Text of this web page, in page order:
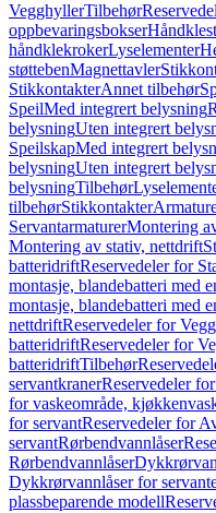
VegghyllerTilbehør
oppbevaringsbokser
håndklekrokerLyselementer
støttebenMagnettavler
StikkontakterAnnet tilbehør
SpeilMed integrert belysning
belysningUten integrert
SpeilskapMed integrert
belysningUten integrert
belysningTilbehør
tilbehørStikkontakter
ServantarmaturerMontering
Montering av stativ, nettdrift
batteridriftReservedeler for
montasje, blandebatteri med
montasje, blandebatteri med
nettdriftReservedeler for
batteridriftReservedeler for
batteridriftTilbehør
servantkranerReservedeler
for vaskeområde,
for servantReservedeler for
servantRørbendvannlåser
Rørbendvannlåser
Dykkrørvannlåser for
plassbeparende modell